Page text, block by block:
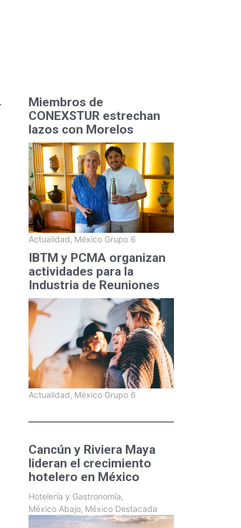
Miembros de
CONEXSTUR estrechan
lazos con Morelos
Actualidad, México Grupo 6
IBTM y PCMA organizan
actividades para la
Industria de Reuniones
Actualidad, México Grupo 6
Cancún y Riviera Maya
lideran el crecimiento
hotelero en México
Hotelería y Gastronomía,
México Abajo, México Destacada